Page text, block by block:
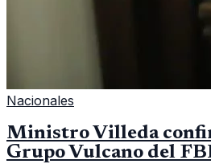
Nacionales
Ministro Villeda
Grupo Vulcano del